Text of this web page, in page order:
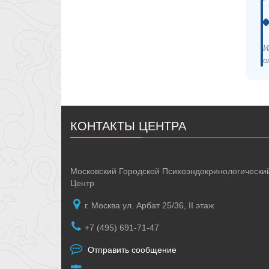
КОНТАКТЫ ЦЕНТРА
Московский Городской
Центр
г. Москва ул. Арбат 25/36, II этаж
+7 (495) 691-71-47
Отправить сообщение